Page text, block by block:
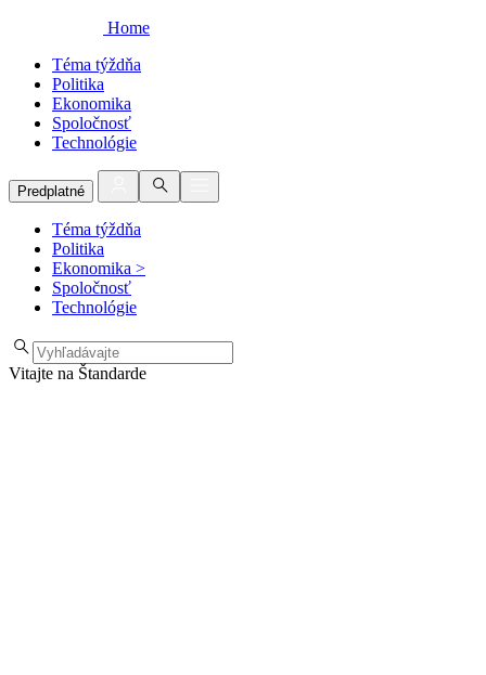
Home
Téma týždňa
Politika
Ekonomika
Spoločnosť
Technológie
Predplatné
Téma týždňa
Politika
Ekonomika >
Spoločnosť
Technológie
Vitajte na Štandarde